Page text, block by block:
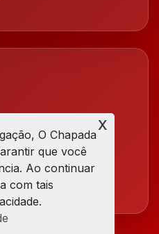
O Chapada
que você
Ao continuar
com tais
x